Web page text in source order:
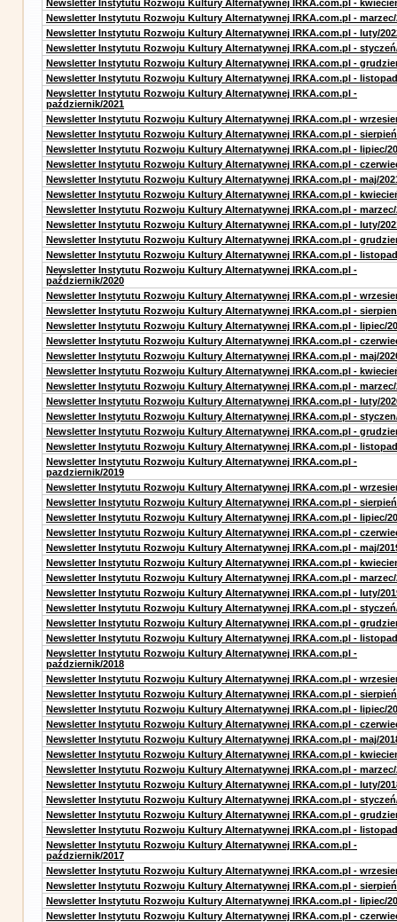
Newsletter Instytutu Rozwoju Kultury Alternatywnej IRKA.com.pl -
Newsletter Instytutu Rozwoju Kultury Alternatywnej IRKA.com.pl - marzec/
Newsletter Instytutu Rozwoju Kultury Alternatywnej IRKA.com.pl - luty/
Newsletter Instytutu Rozwoju Kultury Alternatywnej IRKA.com.pl -
Newsletter Instytutu Rozwoju Kultury Alternatywnej IRKA.com.pl -
Newsletter Instytutu Rozwoju Kultury Alternatywnej IRKA.com.pl -
Newsletter Instytutu Rozwoju Kultury Alternatywnej IRKA.com.pl -
październik/2021
Newsletter Instytutu Rozwoju Kultury Alternatywnej IRKA.com.pl -
Newsletter Instytutu Rozwoju Kultury Alternatywnej IRKA.com.pl -
Newsletter Instytutu Rozwoju Kultury Alternatywnej IRKA.com.pl - lipiec/
Newsletter Instytutu Rozwoju Kultury Alternatywnej IRKA.com.pl -
Newsletter Instytutu Rozwoju Kultury Alternatywnej IRKA.com.pl - maj/
Newsletter Instytutu Rozwoju Kultury Alternatywnej IRKA.com.pl -
Newsletter Instytutu Rozwoju Kultury Alternatywnej IRKA.com.pl - marzec/
Newsletter Instytutu Rozwoju Kultury Alternatywnej IRKA.com.pl - luty/
Newsletter Instytutu Rozwoju Kultury Alternatywnej IRKA.com.pl -
Newsletter Instytutu Rozwoju Kultury Alternatywnej IRKA.com.pl -
Newsletter Instytutu Rozwoju Kultury Alternatywnej IRKA.com.pl -
październik/2020
Newsletter Instytutu Rozwoju Kultury Alternatywnej IRKA.com.pl -
Newsletter Instytutu Rozwoju Kultury Alternatywnej IRKA.com.pl -
Newsletter Instytutu Rozwoju Kultury Alternatywnej IRKA.com.pl - lipiec/
Newsletter Instytutu Rozwoju Kultury Alternatywnej IRKA.com.pl -
Newsletter Instytutu Rozwoju Kultury Alternatywnej IRKA.com.pl - maj/
Newsletter Instytutu Rozwoju Kultury Alternatywnej IRKA.com.pl -
Newsletter Instytutu Rozwoju Kultury Alternatywnej IRKA.com.pl - marzec/
Newsletter Instytutu Rozwoju Kultury Alternatywnej IRKA.com.pl - luty/
Newsletter Instytutu Rozwoju Kultury Alternatywnej IRKA.com.pl -
Newsletter Instytutu Rozwoju Kultury Alternatywnej IRKA.com.pl -
Newsletter Instytutu Rozwoju Kultury Alternatywnej IRKA.com.pl -
Newsletter Instytutu Rozwoju Kultury Alternatywnej IRKA.com.pl -
pazdziernik/2019
Newsletter Instytutu Rozwoju Kultury Alternatywnej IRKA.com.pl -
Newsletter Instytutu Rozwoju Kultury Alternatywnej IRKA.com.pl -
Newsletter Instytutu Rozwoju Kultury Alternatywnej IRKA.com.pl - lipiec/
Newsletter Instytutu Rozwoju Kultury Alternatywnej IRKA.com.pl -
Newsletter Instytutu Rozwoju Kultury Alternatywnej IRKA.com.pl - maj/
Newsletter Instytutu Rozwoju Kultury Alternatywnej IRKA.com.pl -
Newsletter Instytutu Rozwoju Kultury Alternatywnej IRKA.com.pl - marzec/
Newsletter Instytutu Rozwoju Kultury Alternatywnej IRKA.com.pl - luty/
Newsletter Instytutu Rozwoju Kultury Alternatywnej IRKA.com.pl -
Newsletter Instytutu Rozwoju Kultury Alternatywnej IRKA.com.pl -
Newsletter Instytutu Rozwoju Kultury Alternatywnej IRKA.com.pl -
Newsletter Instytutu Rozwoju Kultury Alternatywnej IRKA.com.pl -
październik/2018
Newsletter Instytutu Rozwoju Kultury Alternatywnej IRKA.com.pl -
Newsletter Instytutu Rozwoju Kultury Alternatywnej IRKA.com.pl -
Newsletter Instytutu Rozwoju Kultury Alternatywnej IRKA.com.pl - lipiec/
Newsletter Instytutu Rozwoju Kultury Alternatywnej IRKA.com.pl -
Newsletter Instytutu Rozwoju Kultury Alternatywnej IRKA.com.pl - maj/
Newsletter Instytutu Rozwoju Kultury Alternatywnej IRKA.com.pl -
Newsletter Instytutu Rozwoju Kultury Alternatywnej IRKA.com.pl - marzec/
Newsletter Instytutu Rozwoju Kultury Alternatywnej IRKA.com.pl - luty/
Newsletter Instytutu Rozwoju Kultury Alternatywnej IRKA.com.pl -
Newsletter Instytutu Rozwoju Kultury Alternatywnej IRKA.com.pl -
Newsletter Instytutu Rozwoju Kultury Alternatywnej IRKA.com.pl -
Newsletter Instytutu Rozwoju Kultury Alternatywnej IRKA.com.pl -
październik/2017
Newsletter Instytutu Rozwoju Kultury Alternatywnej IRKA.com.pl -
Newsletter Instytutu Rozwoju Kultury Alternatywnej IRKA.com.pl -
Newsletter Instytutu Rozwoju Kultury Alternatywnej IRKA.com.pl - lipiec/
Newsletter Instytutu Rozwoju Kultury Alternatywnej IRKA.com.pl -